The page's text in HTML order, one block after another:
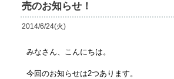
売のお知らせ！
2014/6/24(火)
みなさん、こんにちは。
今回のお知らせは2つあります。